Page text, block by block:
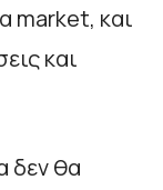
market, και
και
δεν θα